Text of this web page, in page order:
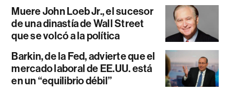
Muere John Loeb Jr., el sucesor
de una dinastía de Wall Street
que se volcó a la política
Barkin, de la Fed, advierte que el
mercado laboral de EE.UU. está
en un “equilibrio débil”